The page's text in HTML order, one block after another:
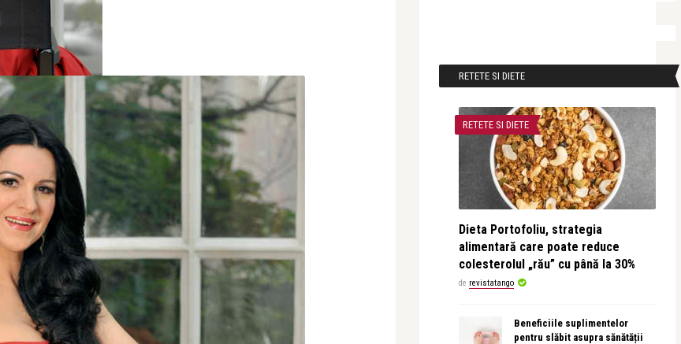
RETETE SI DIETE
RETETE SI DIETE
Dieta Portofoliu, strategia
alimentară care poate reduce
colesterolul „rău” cu până la 30%
de revistatango
Beneficiile suplimentelor
pentru slăbit asupra sănătății